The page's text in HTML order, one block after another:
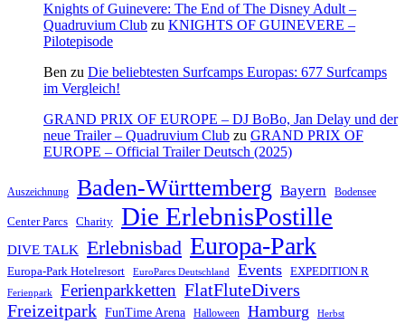
Knights of Guinevere: The End of The Disney Adult –
Quadruvium Club zu KNIGHTS OF GUINEVERE –
Pilotepisode
Ben zu Die beliebtesten Surfcamps Europas: 677 Surfcamps
im Vergleich!
GRAND PRIX OF EUROPE – DJ BoBo, Jan Delay und der
neue Trailer – Quadruvium Club zu GRAND PRIX OF
EUROPE – Official Trailer Deutsch (2025)
Auszeichnung Baden-Württemberg Bayern Bodensee
Center Parcs Charity Die ErlebnisPostille
DIVE TALK Erlebnisbad Europa-Park
Europa-Park Hotelresort EuroParcs Deutschland Events EXPEDITION R
Ferienpark Ferienparkketten FlatFluteDivers
Freizeitpark FunTime Arena Halloween Hamburg Herbst